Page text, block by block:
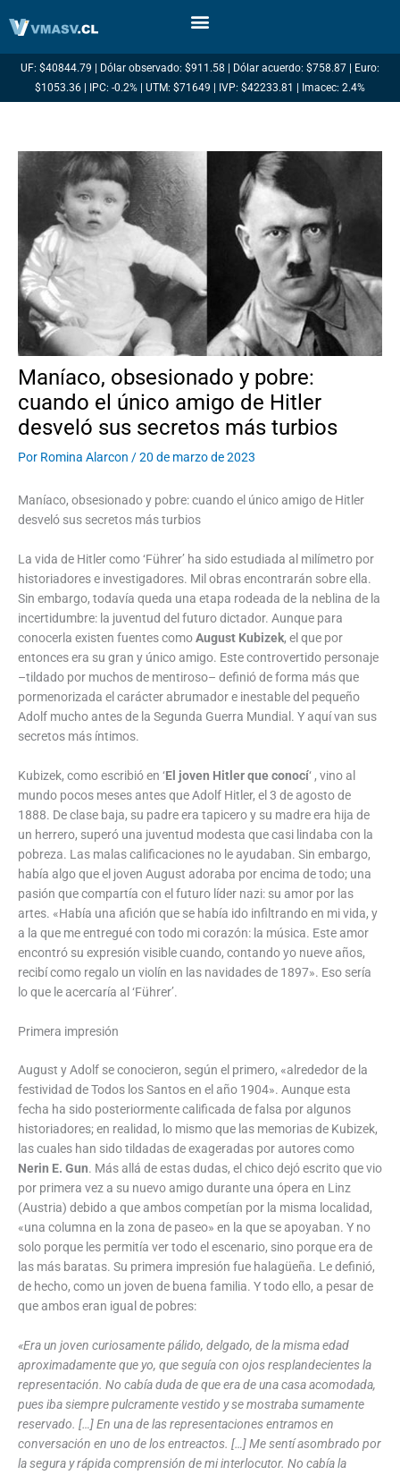
UF: $40844.79 | Dólar observado: $911.58 | Dólar acuerdo: $758.87 | Euro:
$1053.36 | IPC: -0.2% | UTM: $71649 | IVP: $42233.81 | Imacec: 2.4%
Maníaco, obsesionado y pobre:
cuando el único amigo de Hitler
desveló sus secretos más turbios
Por Romina Alarcon /20 de marzo de 2023
Maníaco, obsesionado y pobre: cuando el único amigo de Hitler
desveló sus secretos más turbios
La vida de Hitler como ‘Führer’ ha sido estudiada al milímetro por
historiadores e investigadores. Mil obras encontrarán sobre ella.
Sin embargo, todavía queda una etapa rodeada de la neblina de la
incertidumbre: la juventud del futuro dictador. Aunque para
conocerla existen fuentes comoAugust Kubizek, el que por
entonces era su gran y único amigo. Este controvertido personaje
–tildado por muchos de mentiroso– definió de forma más que
pormenorizada el carácter abrumador e inestable del pequeño
Adolf mucho antes de la Segunda Guerra Mundial. Y aquí van sus
secretos más íntimos.
Kubizek, como escribió en ‘El joven Hitler que conocí‘ , vino al
mundo pocos meses antes que Adolf Hitler, el 3 de agosto de
1888. De clase baja, su padre era tapicero y su madre era hija de
un herrero, superó una juventud modesta que casi lindaba con la
pobreza. Las malas calificaciones no le ayudaban. Sin embargo,
había algo que el joven August adoraba por encima de todo; una
pasión que compartía con el futuro líder nazi: su amor por las
artes. «Había una afición que se había ido infiltrando en mi vida, y
a la que me entregué con todo mi corazón: la música. Este amor
encontró su expresión visible cuando, contando yo nueve años,
recibí como regalo un violín en las navidades de 1897». Eso sería
lo que le acercaría al ‘Führer’.
Primera impresión
August y Adolf se conocieron, según el primero, «alrededor de la
festividad de Todos los Santos en el año 1904». Aunque esta
fecha ha sido posteriormente calificada de falsa por algunos
historiadores; en realidad, lo mismo que las memorias de Kubizek,
las cuales han sido tildadas de exageradas por autores como
Nerin E. Gun. Más allá de estas dudas, el chico dejó escrito que vio
por primera vez a su nuevo amigo durante una ópera en Linz
(Austria) debido a que ambos competían por la misma localidad,
«una columna en la zona de paseo» en la que se apoyaban. Y no
solo porque les permitía ver todo el escenario, sino porque era de
las más baratas. Su primera impresión fue halagüeña. Le definió,
de hecho, como un joven de buena familia. Y todo ello, a pesar de
que ambos eran igual de pobres:
«Era un joven curiosamente pálido, delgado, de la misma edad
aproximadamente que yo, que seguía con ojos resplandecientes la
representación. No cabía duda de que era de una casa acomodada,
pues iba siempre pulcramente vestido y se mostraba sumamente
reservado. […] En una de las representaciones entramos en
conversación en uno de los entreactos. […] Me sentí asombrado por
la segura y rápida comprensión de mi interlocutor. No cabía la